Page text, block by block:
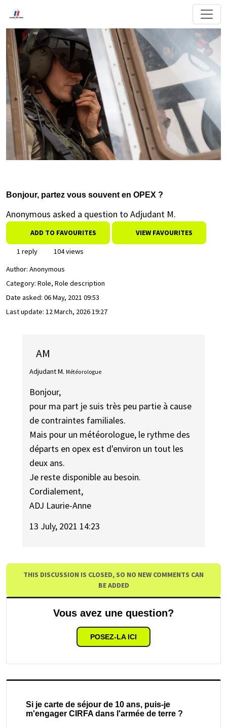
Bonjour, partez vous souvent en OPEX ?
Anonymous asked a question to Adjudant M.
ADD TO FAVOURITES VIEW FAVOURITES
1 reply
104 views
Author: Anonymous
Category: Role, Role description
Date asked: 06 May, 2021 09:53
Last update: 12 March, 2026 19:27
AM
Adjudant M. Météorologue
Bonjour,
pour ma part je suis très peu partie à cause
de contraintes familiales.
Mais pour un météorologue, le rythme des
départs en opex est d'environ un tout les
deux ans.
Je reste disponible au besoin.
Cordialement,
ADJ Laurie-Anne
13 July, 2021 14:23
THIS DISCUSSION IS CLOSED, SO NO NEW COMMENTS CAN
BE ADDED
Vous avez une question?
POSEZ-LA ICI
Si je carte de séjour de 10 ans, puis-je
m'engager CIRFA dans l'armée de terre ?